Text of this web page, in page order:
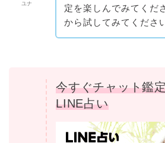
ユナ
定を楽しんでみてくだ
から試してみてくださ
今すぐチャット鑑
LINE占い